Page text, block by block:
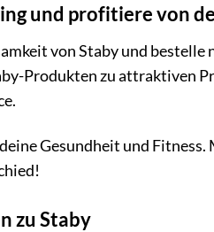
und profitiere von
von Staby und bestelle
Produkten zu attraktiven
Gesundheit und
zu Staby